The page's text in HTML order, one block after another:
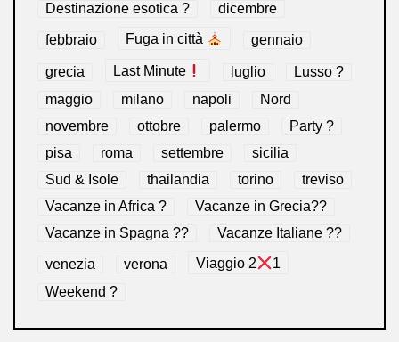
Destinazione esotica ?
dicembre
febbraio Fuga in città gennaio
grecia Last Minute luglio
Lusso ?
maggio
milano napoli
Nord
novembre
ottobre palermo
Party ?
pisa
roma settembre
sicilia
Sud & Isole
thailandia torino
treviso
Vacanze in Africa ?
Vacanze in Grecia??
Vacanze in Spagna ??
Vacanze Italiane ??
venezia verona Viaggio 2
1
Weekend ?